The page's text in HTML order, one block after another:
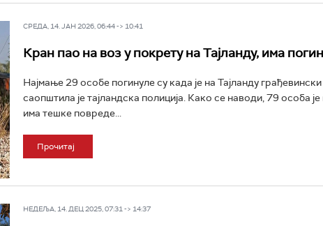
СРЕДА, 14. ЈАН 2026, 06:44 -> 10:41
Кран пао на воз у покрету на Тајланду, има
Најмање 29 особе погинуле су када је на Тајланду
саопштила је тајландска полиција. Како се наводи, 79 особа
има тешке повреде...
Прочитај
НЕДЕЉА, 14. ДЕЦ 2025, 07:31 -> 14:37